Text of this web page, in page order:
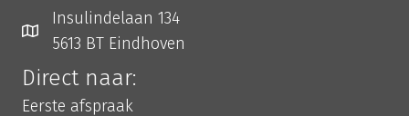
Insulindelaan 134
5613 BT Eindhoven
Direct naar:
Eerste afspraak